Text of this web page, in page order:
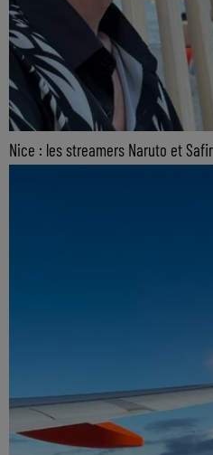
Nice : les streamers Naruto et